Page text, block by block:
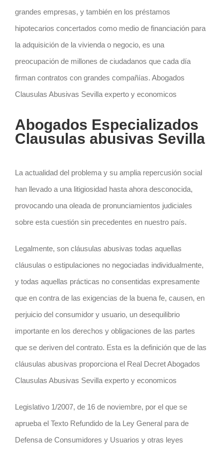
grandes empresas, y también en los préstamos
hipotecarios concertados como medio de financiación para
la adquisición de la vivienda o negocio, es una
preocupación de millones de ciudadanos que cada día
firman contratos con grandes compañías. Abogados
Clausulas Abusivas Sevilla experto y economicos
Abogados Especializados
Clausulas abusivas Sevilla
La actualidad del problema y su amplia repercusión social
han llevado a una litigiosidad hasta ahora desconocida,
provocando una oleada de pronunciamientos judiciales
sobre esta cuestión sin precedentes en nuestro país.
Legalmente, son cláusulas abusivas todas aquellas
cláusulas o estipulaciones no negociadas individualmente,
y todas aquellas prácticas no consentidas expresamente
que en contra de las exigencias de la buena fe, causen, en
perjuicio del consumidor y usuario, un desequilibrio
importante en los derechos y obligaciones de las partes
que se deriven del contrato. Esta es la definición que de las
cláusulas abusivas proporciona el Real Decret Abogados
Clausulas Abusivas Sevilla experto y economicos
Legislativo 1/2007, de 16 de noviembre, por el que se
aprueba el Texto Refundido de la Ley General para de
Defensa de Consumidores y Usuarios y otras leyes